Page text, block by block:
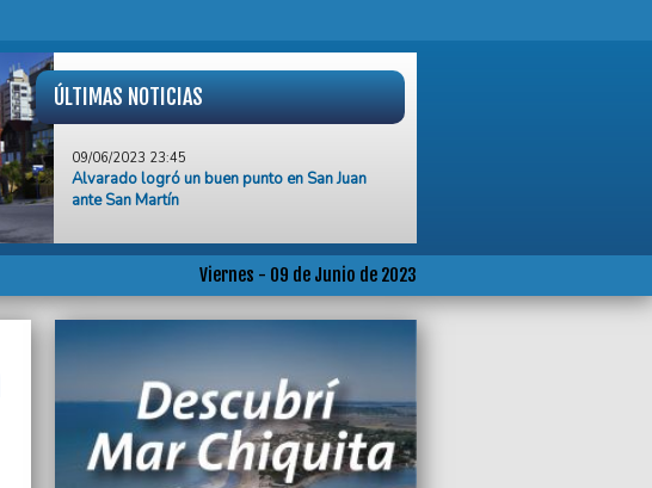
ÚLTIMAS NOTICIAS
Alvarado logró un buen punto en San Juan
ante San Martín
Pese a las amenazas del Ejecutivo, hubo alto
acatamiento al paro de auxiliares docentes
09/06/2023 19:43
Milagro en Colombia, encuentran con vida a
09/06/2023 19:32
La Tota Santillán fue condenado a 5 años de
cárcel por violencia de género
Viernes - 09 de Junio de 2023